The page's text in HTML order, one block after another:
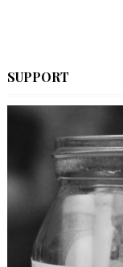
SUPPORT